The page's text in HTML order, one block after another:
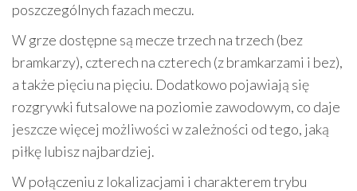
poszczególnych fazach meczu.
W grze dostępne są mecze trzech na trzech (bez
bramkarzy), czterech na czterech (z bramkarzami i bez),
a także pięciu na pięciu. Dodatkowo pojawiają się
rozgrywki futsalowe na poziomie zawodowym, co daje
jeszcze więcej możliwości w zależności od tego, jaką
piłkę lubisz najbardziej.
W połączeniu z lokalizacjami i charakterem trybu